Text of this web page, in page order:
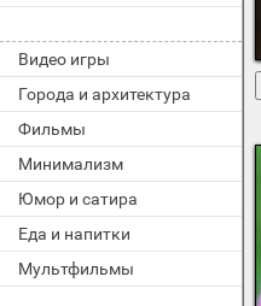
Видео игры
Города и архитектура
Фильмы
Минимализм
Юмор и сатира
Еда и напитки
Мультфильмы